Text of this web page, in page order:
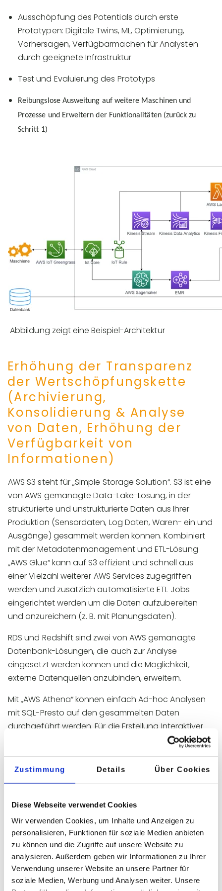
Zustimmung Details Über Cookies
Diese Webseite verwendet Cookies
Wir verwenden Cookies, um Inhalte und Anzeigen zu
personalisieren, Funktionen für soziale Medien anbieten
zu können und die Zugriffe auf unsere Website zu
analysieren. Außerdem geben wir Informationen zu Ihrer
Verwendung unserer Website an unsere Partner für
soziale Medien, Werbung und Analysen weiter. Unsere
Ausschöpfung des Potentials durch erste
Prototypen: Digitale Twins, ML, Optimierung,
Vorhersagen, Verfügbarmachen für Analysten
durch geeignete Infrastruktur
Test und Evaluierung des Prototyps
Reibungslose Ausweitung auf weitere Maschinen und
Prozesse und Erweitern der Funktionalitäten (zurück zu
Schritt 1)
Abbildung zeigt eine Beispiel-Architektur
Erhöhung der Transparenz
der Wertschöpfungskette
(Archivierung,
Konsolidierung & Analyse
von Daten, Erhöhung der
Verfügbarkeit von
Informationen)
AWS S3 steht für „Simple Storage Solution“. S3 ist eine
von AWS gemanagte Data-Lake-Lösung, in der
strukturierte und unstrukturierte Daten aus Ihrer
Produktion (Sensordaten, Log Daten, Waren- ein und
Ausgänge) gesammelt werden können. Kombiniert
mit der Metadatenmanagement und ETL-Lösung
„AWS Glue“ kann auf S3 effizient und schnell aus
einer Vielzahl weiterer AWS Services zugegriffen
werden und zusätzlich automatisierte ETL Jobs
eingerichtet werden um die Daten aufzubereiten
und anzureichern (z. B. mit Planungsdaten).
RDS und Redshift sind zwei von AWS gemanagte
Datenbank-Lösungen, die auch zur Analyse
eingesetzt werden können und die Möglichkeit,
externe Datenquellen anzubinden, erweitern.
Mit „AWS Athena“ können einfach Ad-hoc Analysen
mit SQL-Presto auf den gesammelten Daten
durchgeführt werden. Für die Erstellung Interaktiver
Dashboards stellt Amazon „QuickSight“ zur
Echtzeit den aktuellen Zustand Ihrer Produktion
einsehen können. Mit AWS Sns Notifications können
werden, sei es für regelmäßige Reports oder um z. B.
auf Anomalien in der Produktion aufmerksam zu
machen.
Intelligentere Datennutzung